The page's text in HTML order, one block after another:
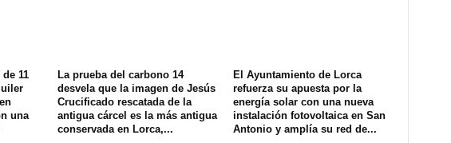
11
una
La prueba del carbono 14
desvela que la imagen de Jesús
Crucificado rescatada de la
antigua cárcel es la más antigua
conservada en Lorca,...
El Ayuntamiento de Lorca
refuerza su apuesta por la
energía solar con una nueva
instalación fotovoltaica en San
Antonio y amplía su red de...